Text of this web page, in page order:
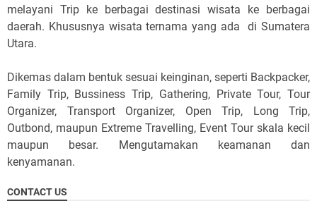
melayani Trip ke berbagai destinasi wisata ke berbagai
daerah. Khususnya wisata ternama yang ada di Sumatera
Utara.
Dikemas dalam bentuk sesuai keinginan, seperti Backpacker,
Family Trip, Bussiness Trip, Gathering, Private Tour, Tour
Organizer, Transport Organizer, Open Trip, Long Trip,
Outbond, maupun Extreme Travelling, Event Tour skala kecil
maupun besar. Mengutamakan keamanan dan
kenyamanan.
CONTACT US